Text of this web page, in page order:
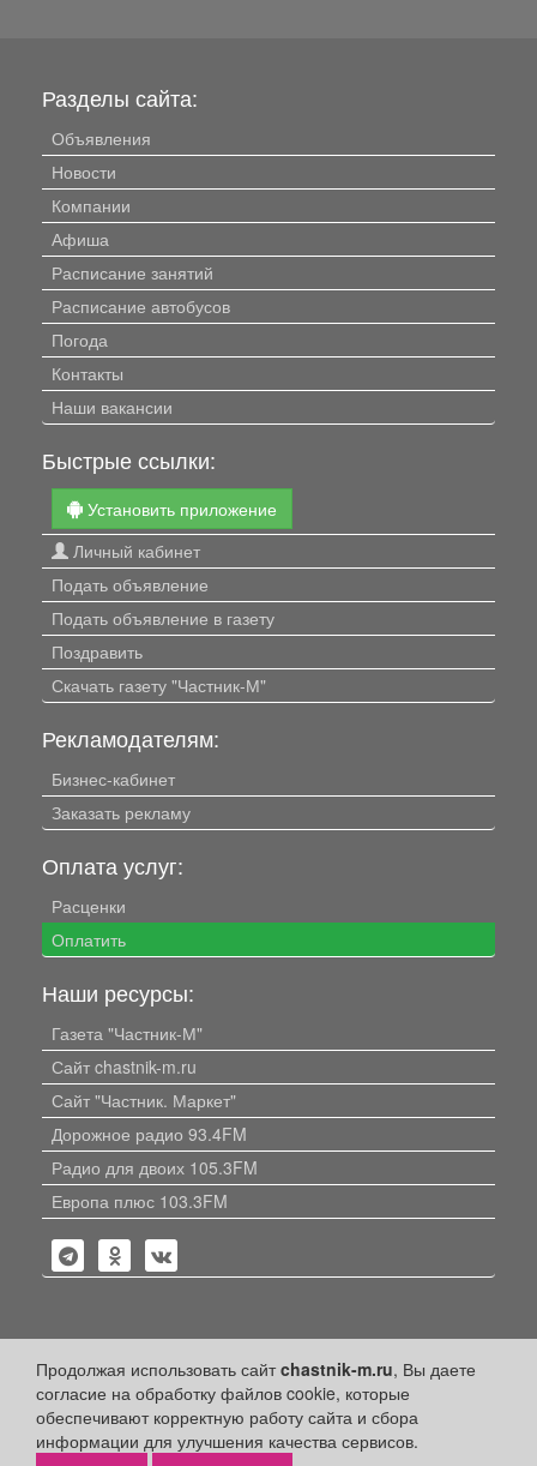
Продолжая использовать сайтchastnik-m.ru, Вы даете
согласие на обработку файлов cookie, которые
обеспечивают корректную работу сайта и сбора
информации для улучшения качества сервисов.
Разделы сайта:
Объявления
Новости
Компании
Афиша
Расписание занятий
Расписание автобусов
Погода
Контакты
Наши вакансии
Быстрые ссылки:
Установить приложение
Личный кабинет
Подать объявление
Подать объявление в газету
Поздравить
Скачать газету "Частник-М"
Рекламодателям:
Бизнес-кабинет
Заказать рекламу
Оплата услуг:
Расценки
Оплатить
Наши ресурсы:
Газета "Частник-М"
Сайт chastnik-m.ru
Сайт "Частник. Маркет"
Дорожное радио 93.4FM
Радио для двоих 105.3FM
Европа плюс 103.3FM
Политика конфиденциальности
Публикации с пометкой «Реклама», «На правах рекламы»,
«Партнёрский проект» оплачены рекламодателем.
Редакция сайта не несет ответственности за достоверность